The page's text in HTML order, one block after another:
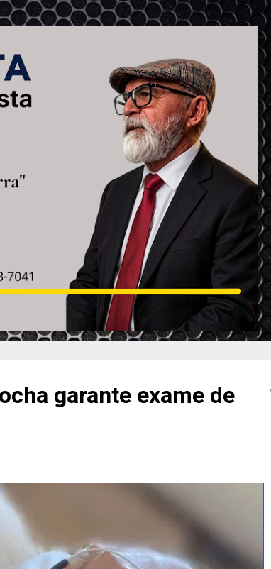
principal
garante exame de